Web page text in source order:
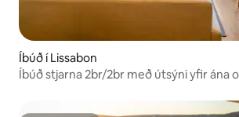
Íbúð í Lissabon
Íbúð stjarna 2br/2br með útsýni yfir ána